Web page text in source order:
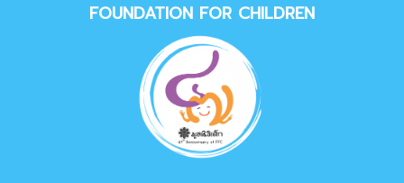
FOUNDATION FOR CHILDREN